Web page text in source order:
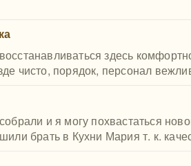
здесь
чисто, порядок, персонал
и я могу похвастаться
брать в Кухни Мария т. к.